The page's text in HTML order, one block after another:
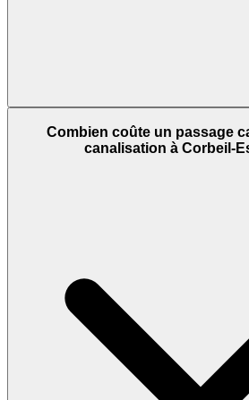
Combien coûte un passage
canalisation à Corbeil-